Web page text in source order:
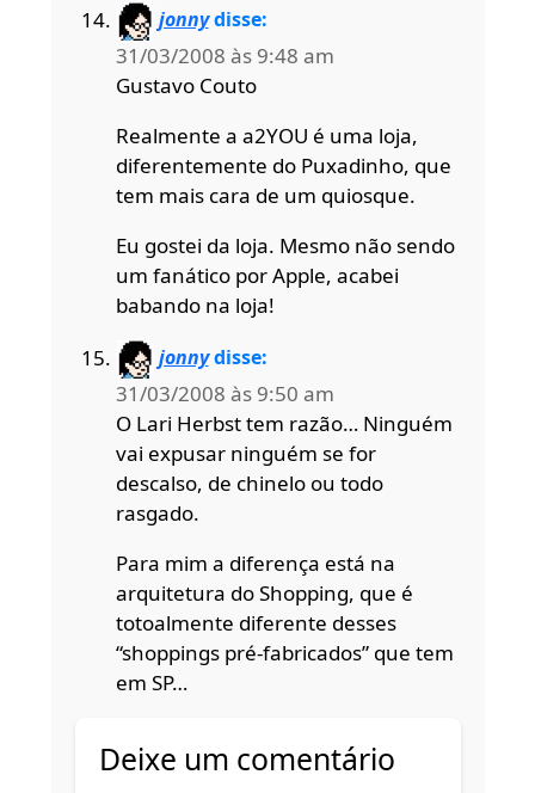
jonny disse:
31/03/2008 às 9:48 am
Gustavo Couto
Realmente a a2YOU é uma loja,
diferentemente do Puxadinho, que
tem mais cara de um quiosque.
Eu gostei da loja. Mesmo não sendo
um fanático por Apple, acabei
babando na loja!
jonny disse:
31/03/2008 às 9:50 am
O Lari Herbst tem razão… Ninguém
vai expusar ninguém se for
descalso, de chinelo ou todo
rasgado.
Para mim a diferença está na
arquitetura do Shopping, que é
totoalmente diferente desses
“shoppings pré-fabricados” que tem
em SP…
Deixe um comentário